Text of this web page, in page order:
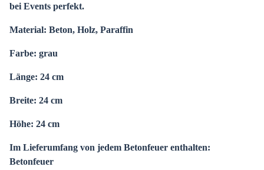
bei Events perfekt.
Material: Beton, Holz, Paraffin
Farbe: grau
Länge: 24 cm
Breite: 24 cm
Höhe: 24 cm
Im Lieferumfang von jedem Betonfeuer enthalten:
Betonfeuer